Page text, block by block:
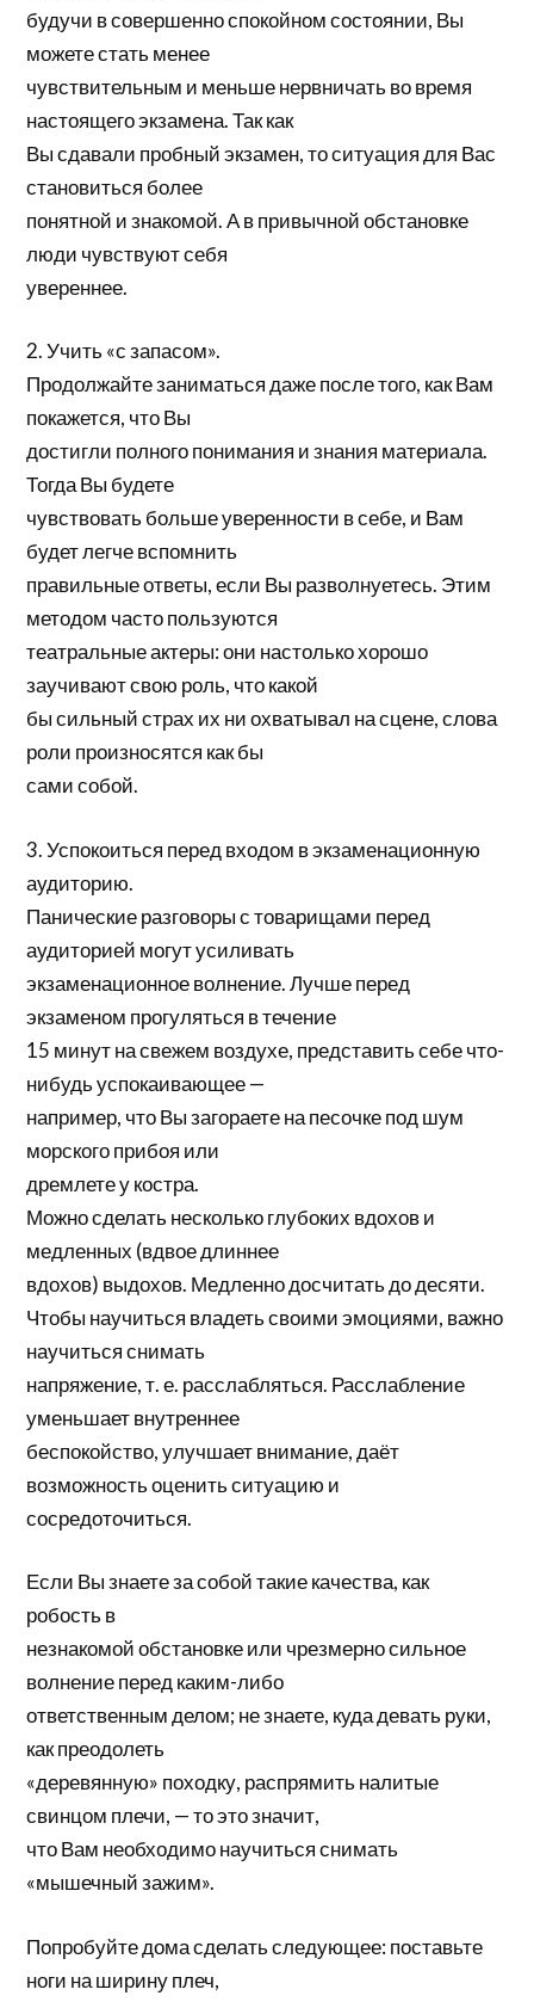
будучи в совершенно спокойном состоянии, Вы
можете стать менее
чувствительным и меньше нервничать во время
настоящего экзамена. Так как
Вы сдавали пробный экзамен, то ситуация для Вас
становиться более
понятной и знакомой. А в привычной обстановке
люди чувствуют себя
увереннее.
2. Учить «с запасом».
Продолжайте заниматься даже после того, как Вам
покажется, что Вы
достигли полного понимания и знания материала.
Тогда Вы будете
чувствовать больше уверенности в себе, и Вам
будет легче вспомнить
правильные ответы, если Вы разволнуетесь. Этим
методом часто пользуются
театральные актеры: они настолько хорошо
заучивают свою роль, что какой
бы сильный страх их ни охватывал на сцене, слова
роли произносятся как бы
сами собой.
3. Успокоиться перед входом в экзаменационную
аудиторию.
Панические разговоры с товарищами перед
аудиторией могут усиливать
экзаменационное волнение. Лучше перед
экзаменом прогуляться в течение
15 минут на свежем воздухе, представить себе что-
нибудь успокаивающее —
например, что Вы загораете на песочке под шум
морского прибоя или
дремлете у костра.
Можно сделать несколько глубоких вдохов и
медленных (вдвое длиннее
вдохов) выдохов. Медленно досчитать до десяти.
Чтобы научиться владеть своими эмоциями, важно
научиться снимать
напряжение, т. е. расслабляться. Расслабление
уменьшает внутреннее
беспокойство, улучшает внимание, даёт
возможность оценить ситуацию и
сосредоточиться.
Если Вы знаете за собой такие качества, как
робость в
незнакомой обстановке или чрезмерно сильное
волнение перед каким-либо
ответственным делом; не знаете, куда девать руки,
как преодолеть
«деревянную» походку, распрямить налитые
свинцом плечи, — то это значит,
что Вам необходимо научиться снимать
«мышечный зажим».
Попробуйте дома сделать следующее: поставьте
ноги на ширину плеч,